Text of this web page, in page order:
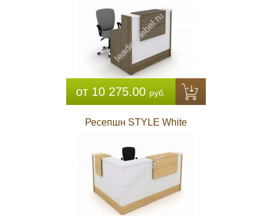
от 10 275.00 руб.
Ресепшн STYLE White